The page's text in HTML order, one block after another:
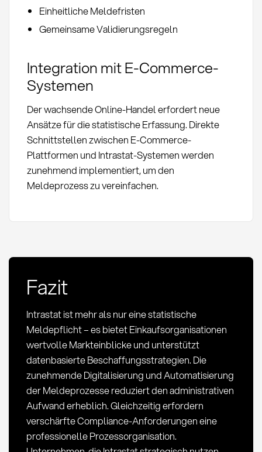
Einheitliche Meldefristen
Gemeinsame Validierungsregeln
Integration mit E-Commerce-
Systemen
Der wachsende Online-Handel erfordert neue
Ansätze für die statistische Erfassung. Direkte
Schnittstellen zwischen E-Commerce-
Plattformen und Intrastat-Systemen werden
zunehmend implementiert, um den
Meldeprozess zu vereinfachen.
Fazit
Intrastat ist mehr als nur eine statistische
Meldepflicht – es bietet Einkaufsorganisationen
wertvolle Markteinblicke und unterstützt
datenbasierte Beschaffungsstrategien. Die
zunehmende Digitalisierung und Automatisierung
der Meldeprozesse reduziert den administrativen
Aufwand erheblich. Gleichzeitig erfordern
verschärfte Compliance-Anforderungen eine
professionelle Prozessorganisation.